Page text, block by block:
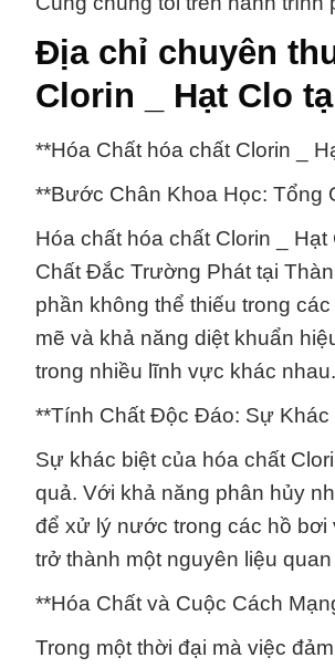
Địa chỉ chuyên
Clorin _ Hạt Clo
**Hóa Chất hóa chất Clorin _
**Bước Chân Khoa Học: Tổng
Hóa chất hóa chất Clorin _
Chất Đắc Trường Phát tại
phần không thể thiếu trong
mẽ và khả năng diệt khuẩn
trong nhiều lĩnh vực khác nhau.
**Tính Chất Độc Đáo: Sự Khác
Sự khác biệt của hóa chất
quả. Với khả năng phân hủy
để xử lý nước trong các hồ bơi
trở thành một nguyên liệu
**Hóa Chất và Cuộc Cách
Trong một thời đại mà việc